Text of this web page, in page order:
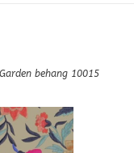
behang 10015